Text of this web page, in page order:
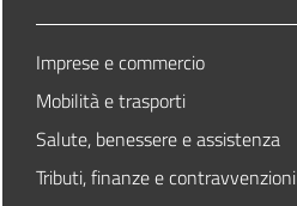
Imprese e commercio
Mobilità e trasporti
Salute, benessere e assistenza
Tributi, finanze e contravvenzioni